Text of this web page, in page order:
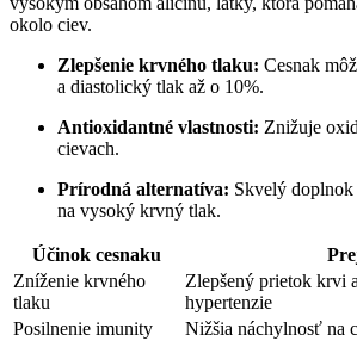
okolo ciev.
Zlepšenie krvného tlaku: Cesnak
a diastolický tlak až o 10%.
Antioxidantné vlastnosti: Znižuje
cievach.
Prírodná alternatíva: Skvelý
na vysoký krvný tlak.
Účinok cesnaku
Zníženie krvného
tlaku
Zlepšený prietok krvi
hypertenzie
Posilnenie imunity
Nižšia náchylnosť na